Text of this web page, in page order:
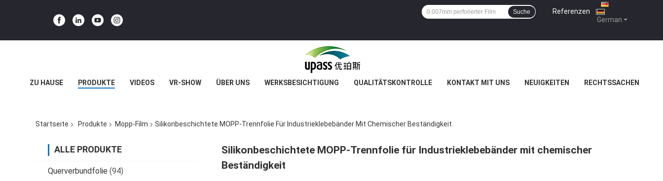
German
Referenzen |
Suche
ZU HAUSE PRODUKTE VIDEOS VR-SHOW ÜBER UNS WERKSBESICHTIGUNG QUALITÄTSKONTROLLE KONTAKT MIT UNS NEUIGKEITEN RECHTSSACHEN
Startseite Produkte Mopp-Film Silikonbeschichtete MOPP-Trennfolie Für Industrieklebebänder Mit Chemischer Beständigkeit
ALLE PRODUKTE
Querverbundfolie (94)
Silikonbeschichtete MOPP-Trennfolie für Industrieklebebänder mit chemischer
Beständigkeit